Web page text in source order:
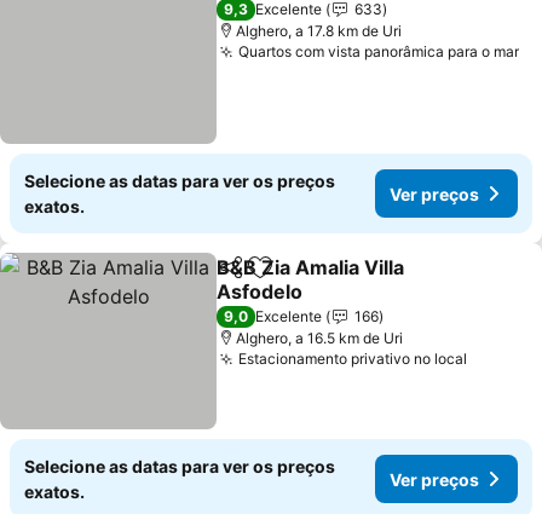
9,3 Excelente
633
Alghero, a 17.8 km de Uri
Quartos com vista panorâmica para o mar
Selecione as datas para ver os preços
exatos.
Ver preços
PartilharAdicionar aos favoritos
B&B Zia Amalia Villa
Asfodelo
9,0 Excelente
166
Alghero, a 16.5 km de Uri
Estacionamento privativo no local
Selecione as datas para ver os preços
exatos.
Ver preços